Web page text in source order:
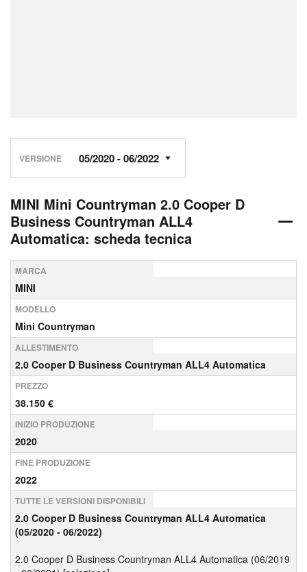
VERSIONE
MINI Mini Countryman 2.0 Cooper D
Business Countryman ALL4
Automatica: scheda tecnica
MARCA
MINI
MODELLO
Mini Countryman
ALLESTIMENTO
2.0 Cooper D Business Countryman ALL4 Automatica
PREZZO
38.150 €
INIZIO PRODUZIONE
2020
FINE PRODUZIONE
2022
TUTTE LE VERSIONI DISPONIBILI
2.0 Cooper D Business Countryman ALL4 Automatica
(05/2020 - 06/2022)
2.0 Cooper D Business Countryman ALL4 Automatica (06/2019